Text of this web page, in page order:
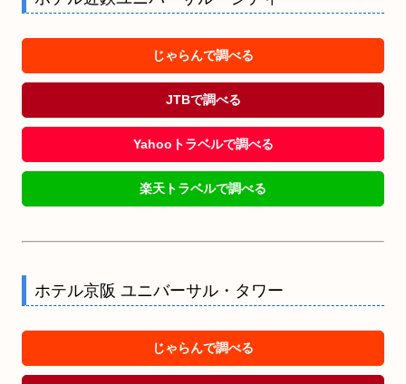
じゃらんで調べる
JTBで調べる
Yahooトラベルで調べる
楽天トラベルで調べる
ホテル京阪 ユニバーサル・タワー
じゃらんで調べる